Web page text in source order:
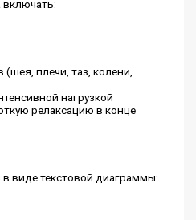
включать:
плечи, таз, колени,
нагрузкой
релаксацию в конце
виде текстовой диаграммы: